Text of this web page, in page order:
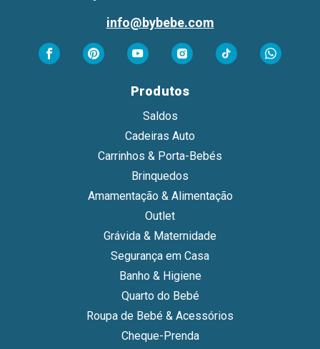
info@bybebe.com
Produtos
Saldos
Cadeiras Auto
Carrinhos & Porta-Bebés
Brinquedos
Amamentação & Alimentação
Outlet
Grávida & Maternidade
Segurança em Casa
Banho & Higiene
Quarto do Bebé
Roupa de Bebé & Acessórios
Cheque-Prenda